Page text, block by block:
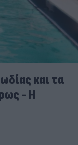
και τα
- Η